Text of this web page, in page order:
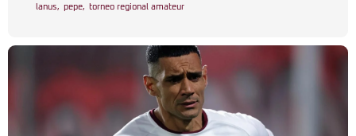
lanus, pepe, torneo regional amateur